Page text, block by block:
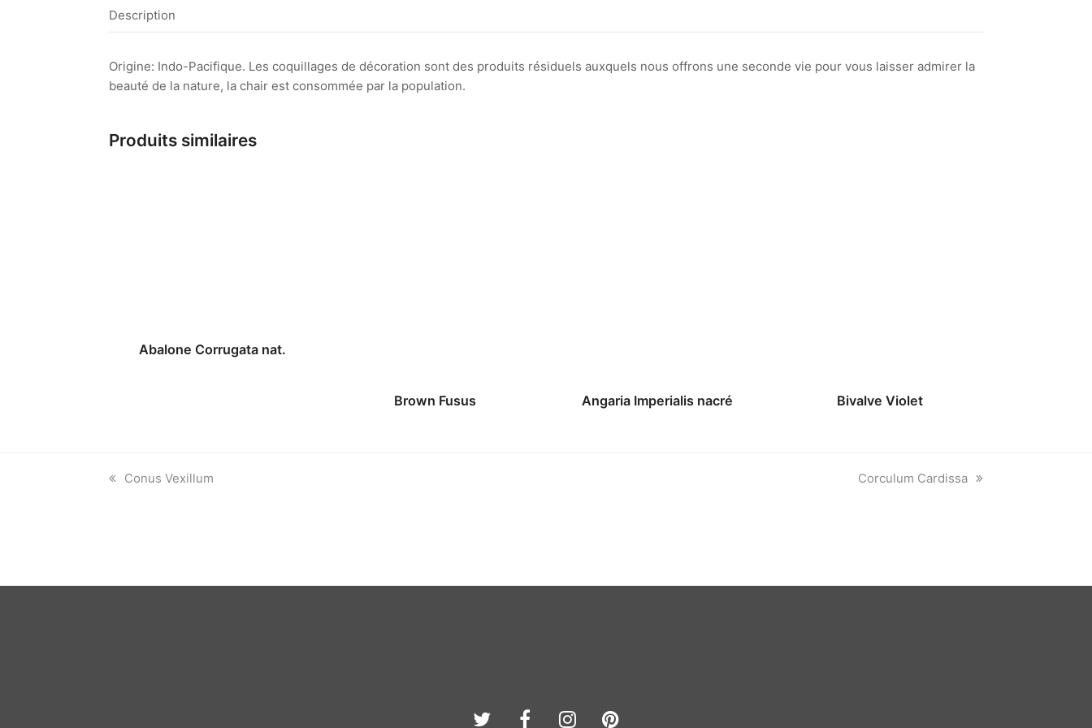
Description
Origine: Indo-Pacifique. Les coquillages de décoration sont des produits résiduels auxquels nous offrons une seconde vie pour vous laisser admirer la
beauté de la nature, la chair est consommée par la population.
Produits similaires
Abalone Corrugata nat.
Brown Fusus Angaria Imperialis nacré Bivalve Violet
previous
Conus Vexillum
next
Corculum Cardissa
TwitterFacebook
Instagram
Pinterest